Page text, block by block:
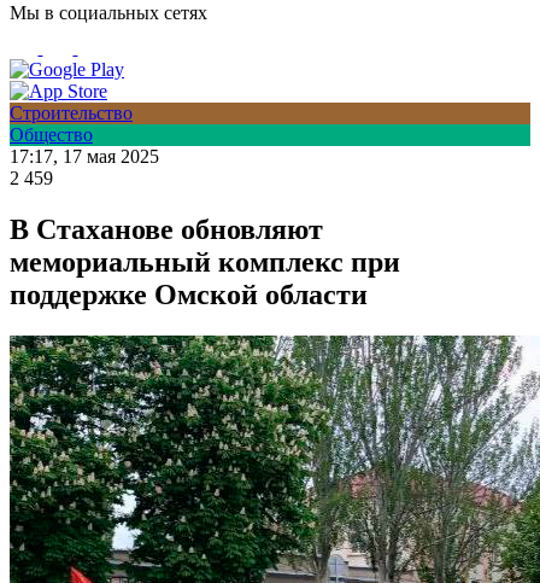
Мы в социальных сетях
Строительство
Общество
17:17, 17 мая 2025
2 459
В Стаханове обновляют
мемориальный комплекс при
поддержке Омской области